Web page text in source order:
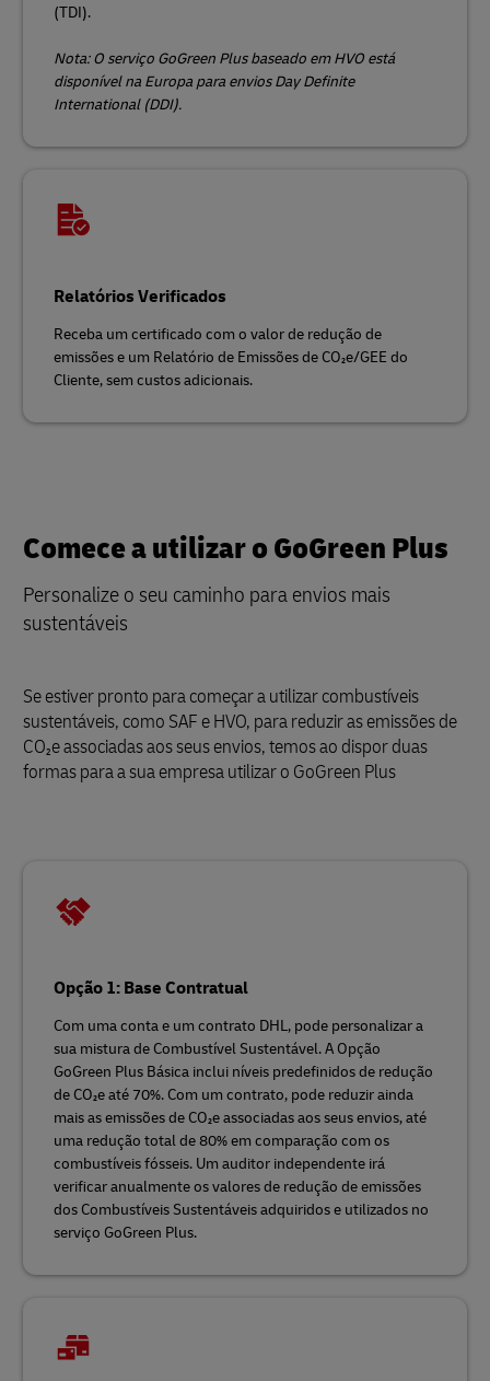
(TDI).
Nota: O serviço GoGreen Plus baseado em HVO está
disponível na Europa para envios Day Definite
International (DDI).
Relatórios Verificados
Receba um certificado com o valor de redução de
emissões e um Relatório de Emissões de CO₂e/GEE do
Cliente, sem custos adicionais.
Comece a utilizar o GoGreen Plus
Personalize o seu caminho para envios mais
sustentáveis
Se estiver pronto para começar a utilizar combustíveis
sustentáveis, como SAF e HVO, para reduzir as emissões de
CO₂e associadas aos seus envios, temos ao dispor duas
formas para a sua empresa utilizar o GoGreen Plus
Opção 1: Base Contratual
Com uma conta e um contrato DHL, pode personalizar a
sua mistura de Combustível Sustentável. A Opção
GoGreen Plus Básica inclui níveis predefinidos de redução
de CO₂e até 70%. Com um contrato, pode reduzir ainda
mais as emissões de CO₂e associadas aos seus envios, até
uma redução total de 80% em comparação com os
combustíveis fósseis. Um auditor independente irá
verificar anualmente os valores de redução de emissões
dos Combustíveis Sustentáveis adquiridos e utilizados no
serviço GoGreen Plus.